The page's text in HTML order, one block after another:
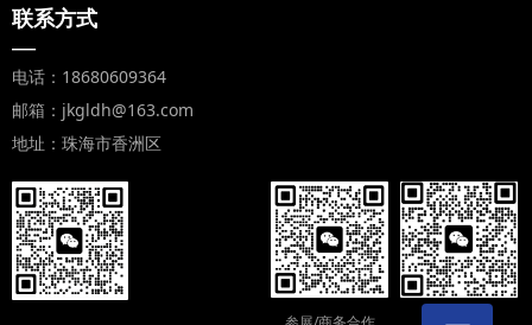
联系方式
—
电话：18680609364
邮箱：jkgldh@163.com
地址：珠海市香洲区